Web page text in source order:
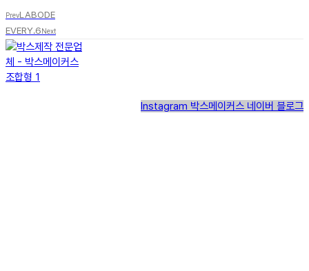
PrevLABODE
EVERY.6Next
Instagram 박스메이커스 네이버 블로그